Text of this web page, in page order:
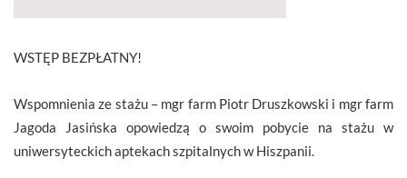
WSTĘP BEZPŁATNY!
Wspomnienia ze stażu – mgr farm Piotr Druszkowski i mgr farm
Jagoda Jasińska opowiedzą o swoim pobycie na stażu w
uniwersyteckich aptekach szpitalnych w Hiszpanii.